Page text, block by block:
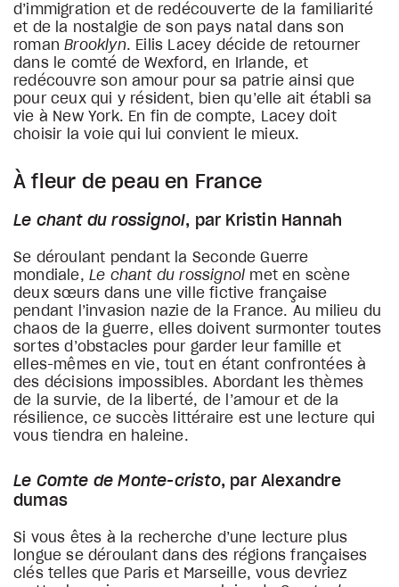
d’immigration et de redécouverte de la familiarité
et de la nostalgie de son pays natal dans son
romanBrooklyn. Eilis Lacey décide de retourner
dans le comté de Wexford, en Irlande, et
redécouvre son amour pour sa patrie ainsi que
pour ceux qui y résident, bien qu’elle ait établi sa
vie à New York. En fin de compte, Lacey doit
choisir la voie qui lui convient le mieux.
À fleur de peau en France
Le chant du rossignol, par Kristin Hannah
Se déroulant pendant la Seconde Guerre
mondiale, Le chant du rossignol met en scène
deux sœurs dans une ville fictive française
pendant l’invasion nazie de la France. Au milieu du
chaos de la guerre, elles doivent surmonter toutes
sortes d’obstacles pour garder leur famille et
elles-mêmes en vie, tout en étant confrontées à
des décisions impossibles. Abordant les thèmes
de la survie, de la liberté, de l’amour et de la
résilience, ce succès littéraire est une lecture qui
vous tiendra en haleine.
Le Comte de Monte-cristo, par Alexandre
dumas
Si vous êtes à la recherche d’une lecture plus
longue se déroulant dans des régions françaises
clés telles que Paris et Marseille, vous devriez